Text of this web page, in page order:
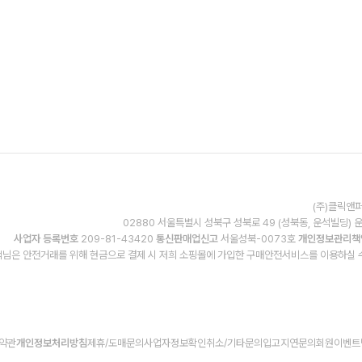
(주)클릭앤
02880 서울특별시 성북구 성북로 49 (성북동, 운석빌딩)
사업자 등록번호 209-81-43420 통신판매업신고 서울성북-0073호 개인정보관리
님은 안전거래를 위해 현금으로 결제 시 저희 소핑몰에 가입한 구매안전서비스를 이용하실
관개인정보처리방침제휴/도매문의 사업자정보확인취소/기타문의 입고지연문의 회원이벤트